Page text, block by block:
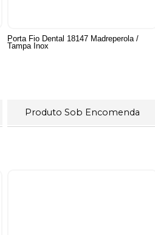
Porta Fio Dental 18147 Madreperola /
Tampa Inox
Produto Sob Encomenda